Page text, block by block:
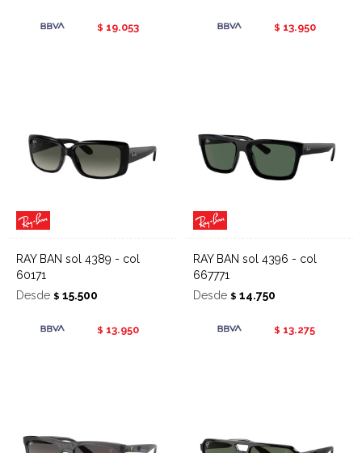
$ 19.053 $ 13.950
RAY BAN sol 4389 - col
60171
Desde $ 15.500
$ 13.950
RAY BAN sol 4396 - col
667771
Desde $ 14.750
$ 13.275